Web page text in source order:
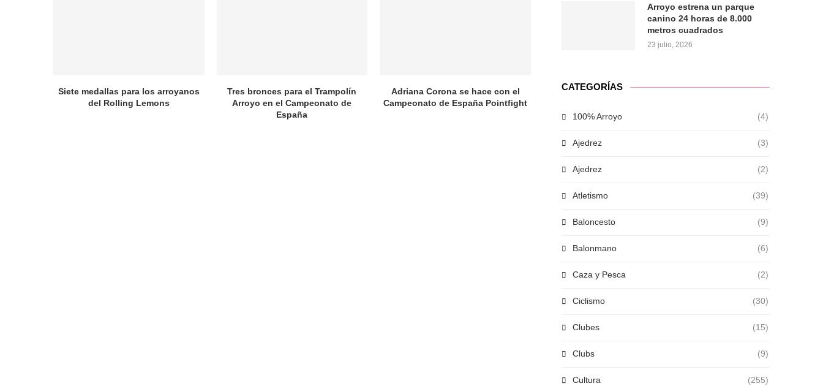
Siete medallas para los arroyanos
del Rolling Lemons
Tres bronces para el Trampolín
Arroyo en el Campeonato de
España
Adriana Corona se hace con el
Campeonato de España Pointfight
Arroyo estrena un parque
canino 24 horas de 8.000
metros cuadrados
23 julio, 2026
CATEGORÍAS
100% Arroyo (4)
Ajedrez (3)
Ajedrez (2)
Atletismo (39)
Baloncesto (9)
Balonmano (6)
Caza y Pesca (2)
Ciclismo (30)
Clubes (15)
Clubs (9)
Cultura (255)